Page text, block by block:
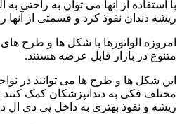
با استفاده از آنها می توان به راحتی
ریشه دندان نفوذ کرد و قسمتی از آنها
امروزه الواتورها با شکل ها و طرح
متنوع در بازار قابل عرضه هستند.
این شکل ها و طرح ها می توانند در
مختلف فکی به دندانپزشکان کمک کنند
ریشه و نفوذ بهتری به داخل پی دی ال